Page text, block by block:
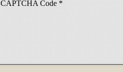
CAPTCHA Code *